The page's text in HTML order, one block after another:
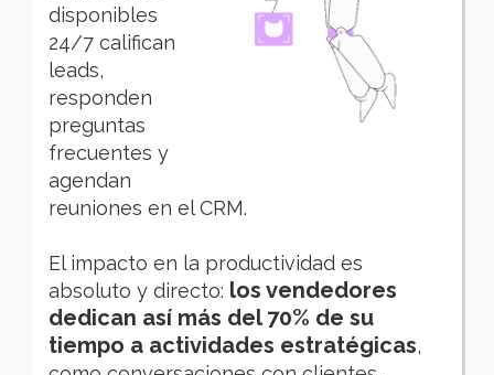
disponibles
24/7 califican
leads,
responden
preguntas
frecuentes y
agendan
reuniones en el CRM.
El impacto en la productividad es
absoluto y directo: los vendedores
dedican así más del 70% de su
tiempo a actividades estratégicas,